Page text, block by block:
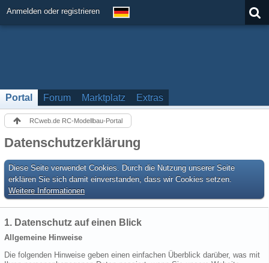
Anmelden oder registrieren
Portal Forum Marktplatz Extras
RCweb.de RC-Modellbau-Portal
Datenschutzerklärung
Diese Seite verwendet Cookies. Durch die Nutzung unserer Seite
erklären Sie sich damit einverstanden, dass wir Cookies setzen.
Weitere Informationen
1. Datenschutz auf einen Blick
Allgemeine Hinweise
Die folgenden Hinweise geben einen einfachen Überblick darüber, was mit